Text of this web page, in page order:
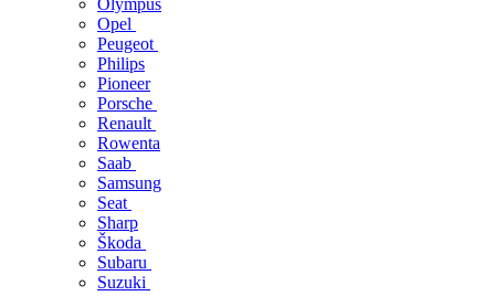
Olympus
Opel
Peugeot
Philips
Pioneer
Porsche
Renault
Rowenta
Saab
Samsung
Seat
Sharp
Škoda
Subaru
Suzuki